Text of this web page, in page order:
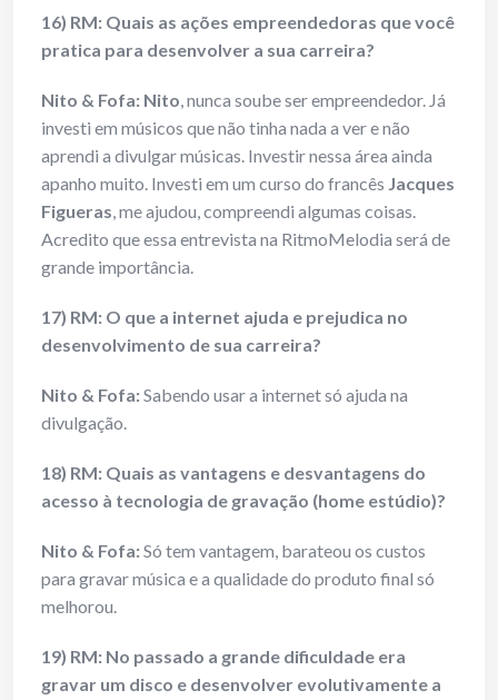
16) RM: Quais as ações empreendedoras que você
pratica para desenvolver a sua carreira?
Nito & Fofa: Nito, nunca soube ser empreendedor. Já
investi em músicos que não tinha nada a ver e não
aprendi a divulgar músicas. Investir nessa área ainda
apanho muito. Investi em um curso do francês Jacques
Figueras, me ajudou, compreendi algumas coisas.
Acredito que essa entrevista na RitmoMelodia será de
grande importância.
17) RM: O que a internet ajuda e prejudica no
desenvolvimento de sua carreira?
Nito & Fofa:Sabendo usar a internet só ajuda na
divulgação.
18) RM: Quais as vantagens e desvantagens do
acesso à tecnologia de gravação (home estúdio)?
Nito & Fofa:Só tem vantagem, barateou os custos
para gravar música e a qualidade do produto final só
melhorou.
19) RM: No passado a grande dificuldade era
gravar um disco e desenvolver evolutivamente a